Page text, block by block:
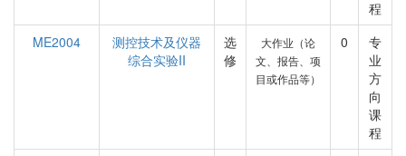
程
ME2004
测控技术及仪器
综合实验II
选
修
大作业（论
文、报告、项
目或作品等）
0
专
业
方
向
课
程